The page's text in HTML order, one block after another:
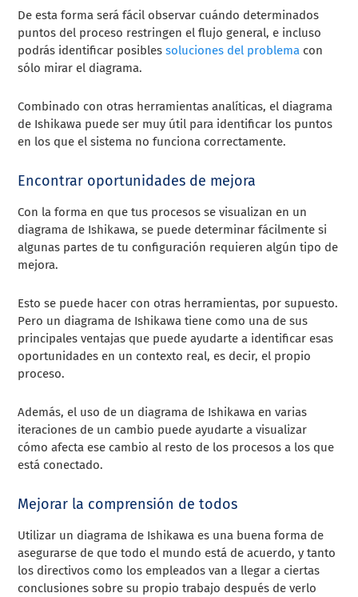
De esta forma será fácil observar cuándo determinados
puntos del proceso restringen el flujo general, e incluso
podrás identificar posiblessoluciones del problema con
sólo mirar el diagrama.
Combinado con otras herramientas analíticas, el diagrama
de Ishikawa puede ser muy útil para identificar los puntos
en los que el sistema no funciona correctamente.
Encontrar oportunidades de mejora
Con la forma en que tus procesos se visualizan en un
diagrama de Ishikawa, se puede determinar fácilmente si
algunas partes de tu configuración requieren algún tipo de
mejora.
Esto se puede hacer con otras herramientas, por supuesto.
Pero un diagrama de Ishikawa tiene como una de sus
principales ventajas que puede ayudarte a identificar esas
oportunidades en un contexto real, es decir, el propio
proceso.
Además, el uso de un diagrama de Ishikawa en varias
iteraciones de un cambio puede ayudarte a visualizar
cómo afecta ese cambio al resto de los procesos a los que
está conectado.
Mejorar la comprensión de todos
Utilizar un diagrama de Ishikawa es una buena forma de
asegurarse de que todo el mundo está de acuerdo, y tanto
los directivos como los empleados van a llegar a ciertas
conclusiones sobre su propio trabajo después de verlo